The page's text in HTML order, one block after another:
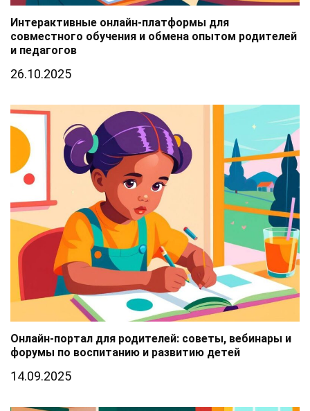
Интерактивные онлайн-платформы для
совместного обучения и обмена опытом родителей
и педагогов
26.10.2025
Онлайн-портал для родителей: советы, вебинары и
форумы по воспитанию и развитию детей
14.09.2025